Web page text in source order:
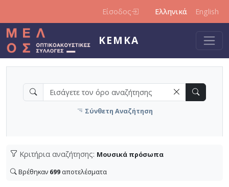
Είσοδος Ελληνικά English
ΚΕΜΚΑ
Σύνθετη Αναζήτηση
Κριτήρια αναζήτησης: Μουσικά πρόσωπα
Βρέθηκαν 699 αποτελέσματα